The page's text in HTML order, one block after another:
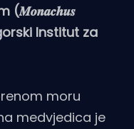
(𝑴𝒐𝒏𝒂𝒄𝒉𝒖𝒔
Institut za
moru
medvjedica je